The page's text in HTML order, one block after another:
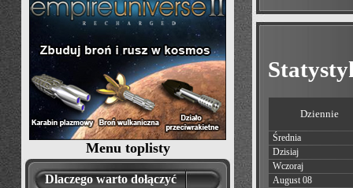
Menu toplisty
Dlaczego warto dołączyć
Dziennie
Średnia
Dzisiaj
Wczoraj
August 08